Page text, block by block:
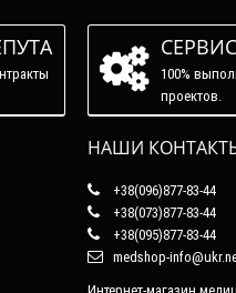
100%
проектов.
НАШИ
+38(096)877-83-44
+38(073)877-83-44
+38(095)877-83-44
medshop-